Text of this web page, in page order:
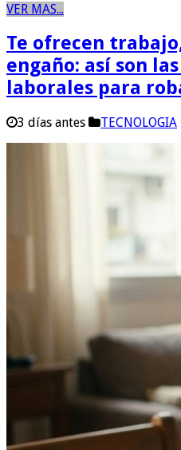
VER MAS...
Te ofrecen
engaño: así son
laborales para
3 días antes TECNOLOGIA